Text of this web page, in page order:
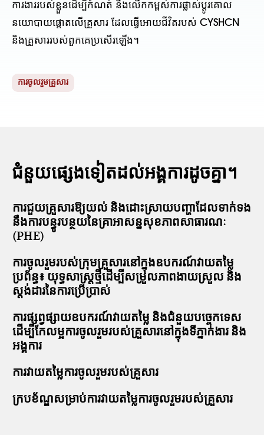
ការងាររបស់ខ្លួនដើម្បីកំណត់ និងលើកកម្ពស់ការផ្លាស់ប្តូរគោល
នយោបាយផ្តោតលើគ្រួសារ ដែលធ្វើអោយជីវិតរបស់ CYSHCN
និងគ្រួសាររបស់ពួកគេប្រសើរឡើង។
ការចូលរួមគ្រួសារ
ជំនួយផ្សេងទៀតដល់អង្គការដូចគ្នា។
ការជួយគ្រួសារឱ្យយល់ និងដោះស្រាយបញ្ហាដែលទាក់ទង
នឹងការបន្ធូរបន្ថយនៃគ្រាអាសន្នសុខភាពសាធារណៈ
(PHE)
ការចូលរួមរបស់ក្រុមគ្រួសារនៅក្នុងឧបករណ៍វាយតម្លៃ
ប្រព័ន្ធ៖ យុទ្ធសាស្ត្រថ្មីដើម្បីសម្រួលភាពងាយស្រួល និង
ស្តង់ដារនៃការប្រើប្រាស់
ការផ្សព្វផ្សាយឧបករណ៍វាយតម្លៃ និងជំនួយបច្ចេកទេស
ដើម្បីកែលម្អការចូលរួមរបស់គ្រួសារនៅក្នុងទីភ្នាក់ងារ និង
អង្គការ
ការវាយតម្លៃការចូលរួមរបស់គ្រួសារ
ក្របខ័ណ្ឌសម្រាប់ការវាយតម្លៃការចូលរួមរបស់គ្រួសារ